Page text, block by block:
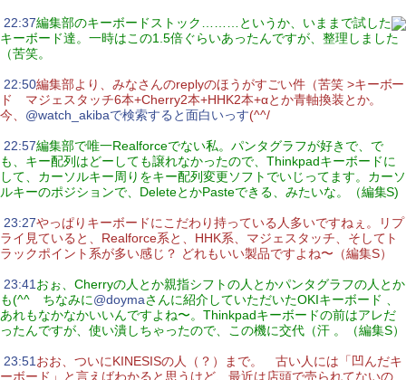
22:37編集部のキーボードストック………というか、いままで試した
キーボード達。一時はこの1.5倍ぐらいあったんですが、整理しました
（苦笑。
22:50編集部より、みなさんのreplyのほうがすごい件（苦笑 >キーボー
ド マジェスタッチ6本+Cherry2本+HHK2本+αとか青軸換装とか。
今、 @watch_akibaで検索すると面白いっす(^^/
22:57編集部で唯一Realforceでない私。パンタグラフが好きで、で
も、キー配列はどーしても譲れなかったので、Thinkpadキーボードに
して、カーソルキー周りをキー配列変更ソフトでいじってます。カーソ
ルキーのポジションで、DeleteとかPasteできる、みたいな。（編集S)
23:27やっぱりキーボードにこだわり持っている人多いですねぇ。リプ
ライ見ていると、Realforce系と、HHK系、マジェスタッチ、そしてト
ラックポイント系が多い感じ？ どれもいい製品ですよね〜（編集S）
23:41 おぉ、Cherryの人とか親指シフトの人とかパンタグラフの人とか
も(^^ ちなみに@doymaさんに紹介していただいたOKIキーボード 、
あれもなかなかいいんですよね〜。Thinkpadキーボードの前はアレだ
ったんですが、使い潰しちゃったので、この機に交代（汗 。（編集S）
23:51 おお、ついにKINESISの人（？）まで。 古い人には「凹んだキ
ーボード」と言えばわかると思うけど、最近は店頭で売られてないの